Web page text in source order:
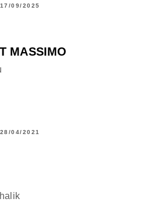
09/2025
MASSIMO
04/2021